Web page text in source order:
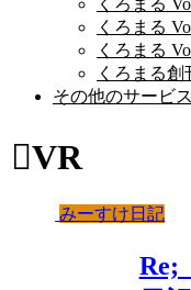
くろまる
くろまる
くろまる
くろまる
その他のサービス
VR
みーすけ日記
Re;